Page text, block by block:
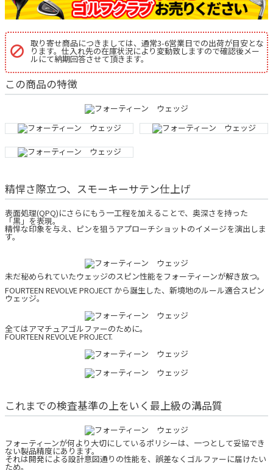
取り寄せ商品につきましては、通常3-6営業日での出荷が目安とな
ります。仕入れ先の在庫状況により変動致しますので確認後メー
ルにて納期回答させて頂きます。
この商品の特徴
精悍さ際立つ、スモーキーサテン仕上げ
表面処理(QPQ)にさらにもう一工程を加えることで、奥深さを持った
「黒」を表現。
精悍な印象を与え、ピンを狙うアプローチショットのイメージを演出しま
す。
未だ秘められていたウェッジのスピン性能をフォーティーンが解き放つ。
FOURTEEN REVOLVE PROJECT から誕生した、新境地のルール適合スピン
ウェッジ。
全てはアマチュアゴルファーのために。
FOURTEEN REVOLVE PROJECT.
これまでの検査基準の上をいく最上級の溝品質
フォーティーンが何より大切にしているポリシーは、一つとして妥協でき
ない製品精度にあります。
それは開発による設計意図通りの性能を、誤差なくゴルファーに届けたい
ため。